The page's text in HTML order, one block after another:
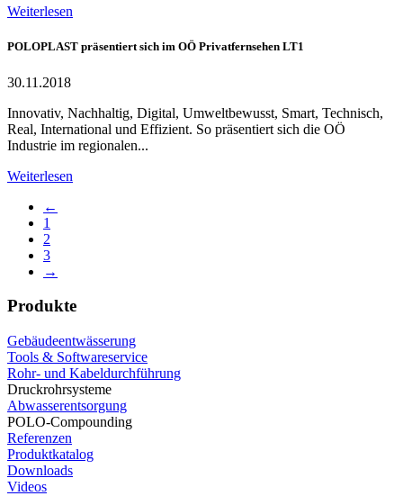
Weiterlesen
POLOPLAST präsentiert sich im OÖ Privatfernsehen LT1
30.11.2018
Innovativ, Nachhaltig, Digital, Umweltbewusst, Smart, Technisch,
Real, International und Effizient. So präsentiert sich die OÖ
Industrie im regionalen...
Weiterlesen
←
1
2
3
→
Produkte
Gebäudeentwässerung
Tools & Softwareservice
Rohr- und Kabeldurchführung
Druckrohrsysteme
Abwasserentsorgung
POLO-Compounding
Referenzen
Produktkatalog
Downloads
Videos